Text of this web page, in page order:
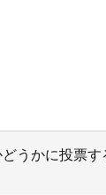
うかに投票